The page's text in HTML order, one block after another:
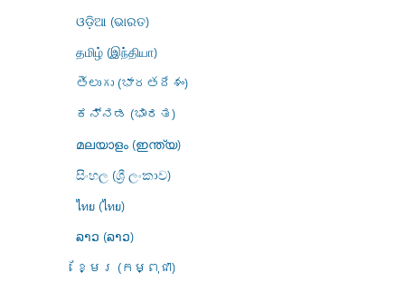
ଓଡ଼ିଆ (ଭାରତ)
தமிழ் (இந்தியா)
తెలుగు (భారతదేశం)
ಕನ್ನಡ (ಭಾರತ)
മലയാളം (ഇന്ത്യ)
සිංහල (ශ්‍රී ලංකාව)
ไทย (ไทย)
ລາວ (ລາວ)
ខ្មែរ (កម្ពុជា)